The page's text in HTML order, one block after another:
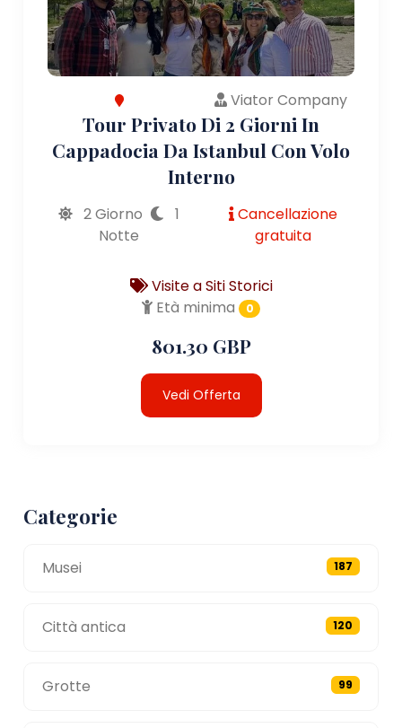
Viator Company
Tour Privato Di 2 Giorni In
Cappadocia Da Istanbul Con Volo
Interno
2 Giorno
1
Notte
Cancellazione
gratuita
Visite a Siti Storici
Età minima
0
801.30 GBP
Vedi Offerta
Categorie
Musei 187
Città antica 120
Grotte 99